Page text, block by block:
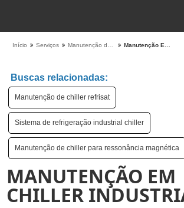
Início Serviços
Buscas relacionadas:
Manutenção de chiller refrisat
Sistema de refrigeração industrial chiller
Manutenção de chiller para ressonância magnética
MANUTENÇÃO EM
CHILLER